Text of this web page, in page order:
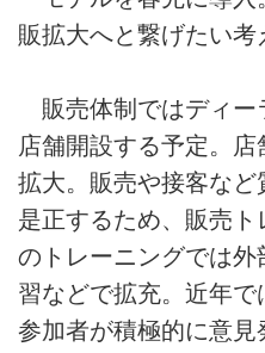
販拡大へと繋げたい考
販売体制ではディー
店舗開設する予定。
拡大。販売や接客な
是正するため、販売
のトレーニングでは
習などで拡充。近年
参加者が積極的に意